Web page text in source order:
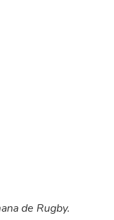
de Rugby.